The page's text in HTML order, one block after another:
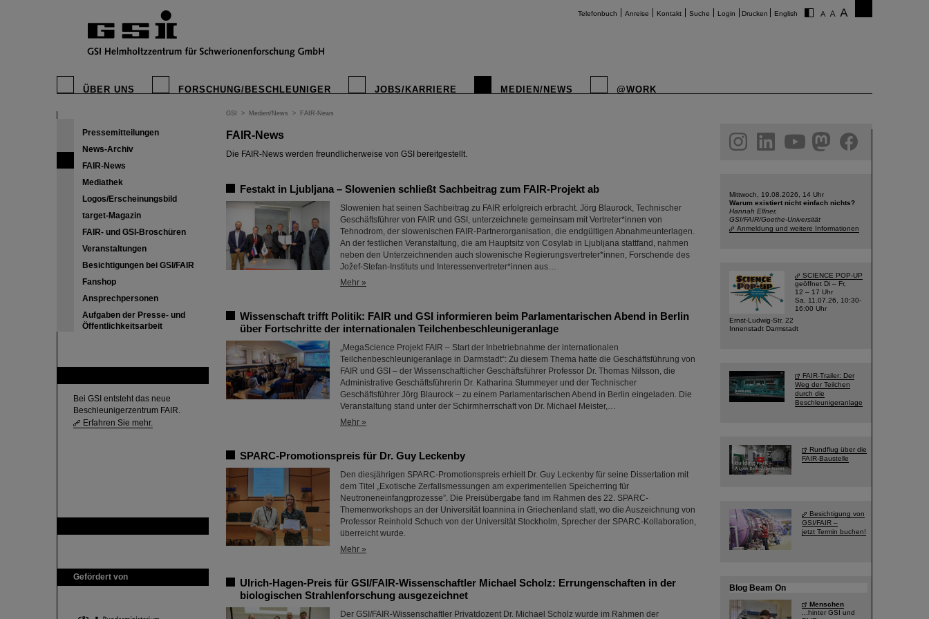
Telefonbuch Anreise Kontakt Suche Login Drucken English
ÜBER UNS FORSCHUNG/BESCHLEUNIGER JOBS/KARRIERE MEDIEN/NEWS @WORK
Pressemitteilungen
News-Archiv
FAIR-News
Mediathek
Logos/Erscheinungsbild
target-Magazin
FAIR- und GSI-Broschüren
Veranstaltungen
Besichtigungen bei GSI/FAIR
Fanshop
Ansprechpersonen
Aufgaben der Presse- und
Öffentlichkeitsarbeit
Bei GSI entsteht das neue
Beschleunigerzentrum FAIR.
Erfahren Sie mehr.
Gefördert von
GSI > Medien/News > FAIR-News
FAIR-News
Die FAIR-News werden freundlicherweise von GSI bereitgestellt.
Festakt in Ljubljana – Slowenien schließt Sachbeitrag zum FAIR-Projekt ab
Slowenien hat seinen Sachbeitrag zu FAIR erfolgreich erbracht. Jörg Blaurock, Technischer
Geschäftsführer von FAIR und GSI, unterzeichnete gemeinsam mit Vertreter*innen von
Tehnodrom, der slowenischen FAIR-Partnerorganisation, die endgültigen Abnahmeunterlagen.
An der festlichen Veranstaltung, die am Hauptsitz von Cosylab in Ljubljana stattfand, nahmen
neben den Unterzeichnenden auch slowenische Regierungsvertreter*innen, Forschende des
Jožef-Stefan-Instituts und Interessenvertreter*innen aus…
Mehr »
Wissenschaft trifft Politik: FAIR und GSI informieren beim Parlamentarischen Abend in Berlin
über Fortschritte der internationalen Teilchenbeschleunigeranlage
„MegaScience Projekt FAIR – Start der Inbetriebnahme der internationalen
Teilchenbeschleunigeranlage in Darmstadt“: Zu diesem Thema hatte die Geschäftsführung von
FAIR und GSI – der Wissenschaftlicher Geschäftsführer Professor Dr. Thomas Nilsson, die
Administrative Geschäftsführerin Dr. Katharina Stummeyer und der Technischer
Geschäftsführer Jörg Blaurock – zu einem Parlamentarischen Abend in Berlin eingeladen. Die
Veranstaltung stand unter der Schirmherrschaft von Dr. Michael Meister,…
Mehr »
SPARC-Promotionspreis für Dr. Guy Leckenby
Den diesjährigen SPARC-Promotionspreis erhielt Dr. Guy Leckenby für seine Dissertation mit
dem Titel „Exotische Zerfallsmessungen am experimentellen Speicherring für
Neutroneneinfangprozesse”. Die Preisübergabe fand im Rahmen des 22. SPARC-
Themenworkshops an der Universität Ioannina in Griechenland statt, wo die Auszeichnung von
Professor Reinhold Schuch von der Universität Stockholm, Sprecher der SPARC-Kollaboration,
überreicht wurde.
Mehr »
Ulrich-Hagen-Preis für GSI/FAIR-Wissenschaftler Michael Scholz: Errungenschaften in der
biologischen Strahlenforschung ausgezeichnet
Der GSI/FAIR-Wissenschaftler Privatdozent Dr. Michael Scholz wurde im Rahmen der
facebook
Mittwoch, 19.08.2026, 14 Uhr
Warum existiert nicht einfach nichts?
Hannah Elfner,
GSI/FAIR/Goethe-Universität
Anmeldung und weitere Informationen
SCIENCE POP-UP
geöffnet Di – Fr,
12 – 17 Uhr
Sa, 11.07.26, 10:30-
16:00 Uhr
Ernst-Ludwig-Str. 22
Innenstadt Darmstadt
FAIR-Trailer: Der
Weg der Teilchen
durch die
Beschleunigeranlage
Rundflug über die
FAIR-Baustelle
Besichtigung von
GSI/FAIR –
jetzt Termin buchen!
Blog Beam On
Menschen
...hinter GSI und